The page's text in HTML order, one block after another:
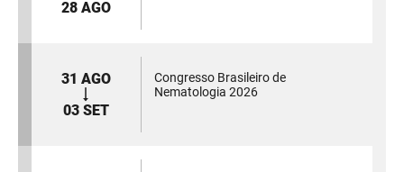
28 AGO
31 AGO
03 SET
Congresso Brasileiro de
Nematologia 2026